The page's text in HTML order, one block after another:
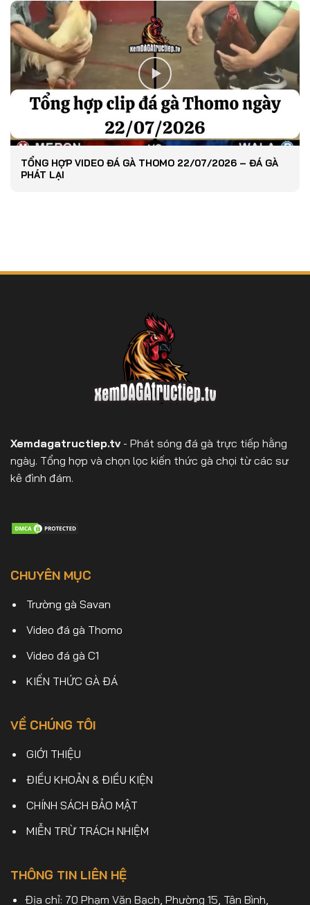
TỔNG HỢP VIDEO ĐÁ GÀ THOMO 22/07/2026 – ĐÁ GÀ
PHÁT LẠI
Xemdagatructiep.tv- Phát sóng đá gà trực tiếp hằng
ngày. Tổng hợp và chọn lọc kiến thức gà chọi từ các sư
kê đình đám.
CHUYÊN MỤC
Trường gà Savan
Video đá gà Thomo
Video đá gà C1
KIẾN THỨC GÀ ĐÁ
VỀ CHÚNG TÔI
GIỚI THIỆU
ĐIỀU KHOẢN & ĐIỀU KIỆN
CHÍNH SÁCH BẢO MẬT
MIỄN TRỪ TRÁCH NHIỆM
THÔNG TIN LIÊN HỆ
Địa chỉ: 70 Phạm Văn Bạch, Phường 15, Tân Bình,